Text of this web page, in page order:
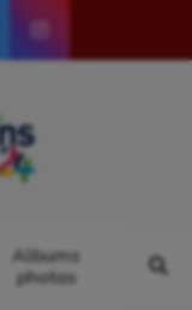
Albums
photos